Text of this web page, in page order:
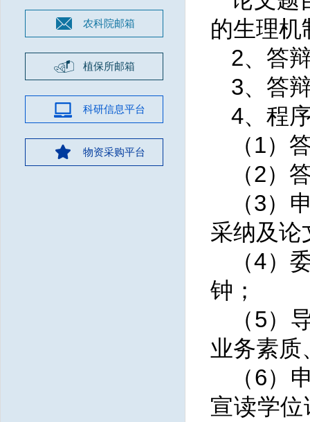
农科院邮箱
植保所邮箱
科研信息平台
物资采购平台
的生理机
2、 答
3、 答
4、 程
（1）
（2）
（3）
采纳及论
（4）
钟；
（5）
业务素质
（6）
宣读学位